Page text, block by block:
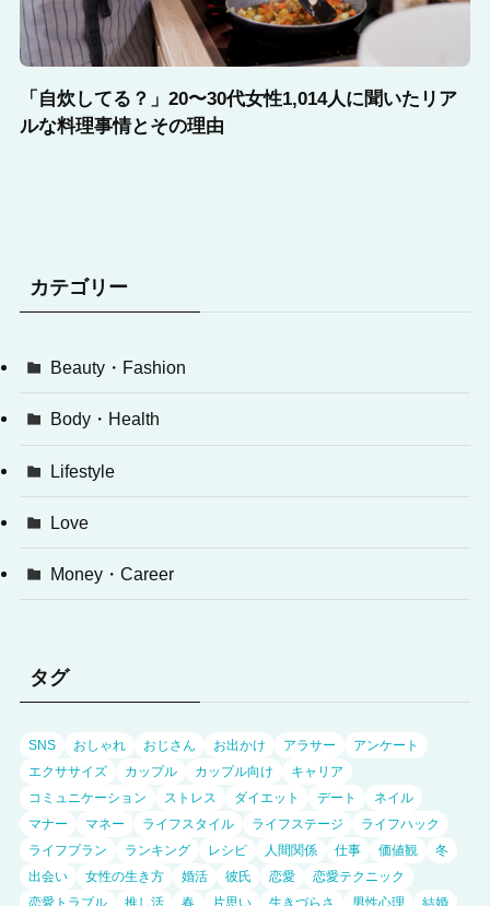
「自炊してる？」20〜30代女性1,014人に聞いたリア
ルな料理事情とその理由
カテゴリー
Beauty・Fashion
Body・Health
Lifestyle
Love
Money・Career
タグ
SNS おしゃれ おじさん お出かけ アラサー
アンケート
エクササイズ
カップル カップル向け
キャリア
コミュニケーション
ストレス ダイエット デート
ネイル
マナー
マネー ライフスタイル ライフステージ
ライフハック
ライフプラン
ランキング レシピ 人間関係 仕事 価値観
冬
出会い
女性の生き方 婚活 彼氏 恋愛
恋愛テクニック